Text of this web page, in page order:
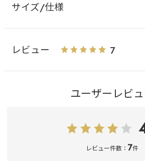
サイズ/仕様
レビュー 7
ユーザーレビ
レビュー件数：7件